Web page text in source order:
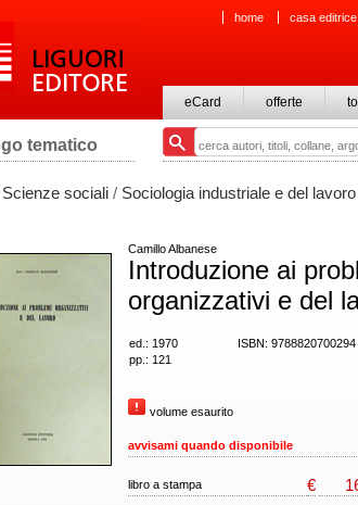
home casa editrice
eCard offerte
tematico
Scienze sociali / Sociologia industriale e del lavoro
Camillo Albanese
Introduzione ai
organizzativi e del
ed.: 1970
ISBN: 9788820700294
pp.: 121
volume esaurito
avvisami quando disponibile
libro a stampa €